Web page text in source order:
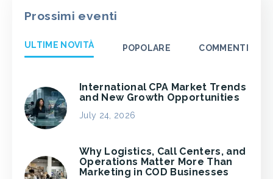
Prossimi eventi
ULTIME NOVITÀ POPOLARE COMMENTI
International CPA Market Trends
and New Growth Opportunities
July 24, 2026
Why Logistics, Call Centers, and
Operations Matter More Than
Marketing in COD Businesses